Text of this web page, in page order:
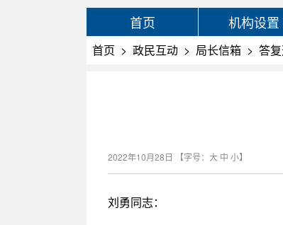
首页 机构设置
首页 > 政民互动 > 局长信箱 > 答
2022年10月28日 【字号： 大 中 小】
刘勇同志：